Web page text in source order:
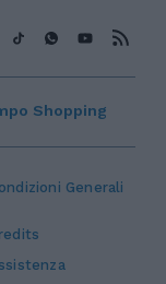
Generali
Shopping